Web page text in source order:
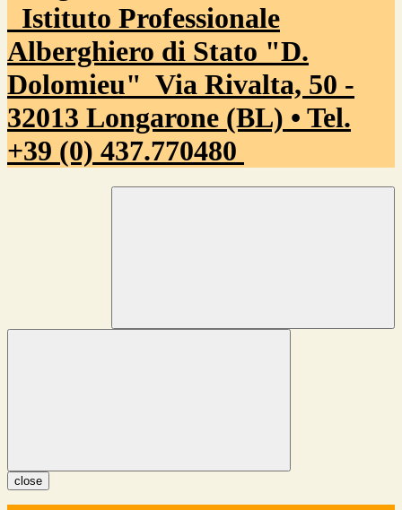
Istituto Professionale
Alberghiero di Stato "D.
Dolomieu" Via Rivalta, 50 -
32013 Longarone (BL) • Tel.
+39 (0) 437.770480
close